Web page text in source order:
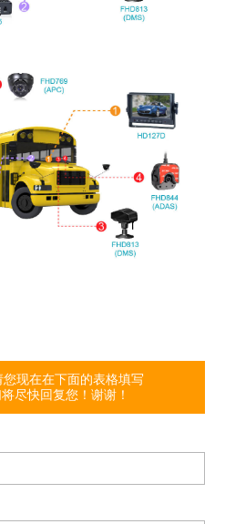
现在在下面的表格填写
尽快回复您！谢谢！